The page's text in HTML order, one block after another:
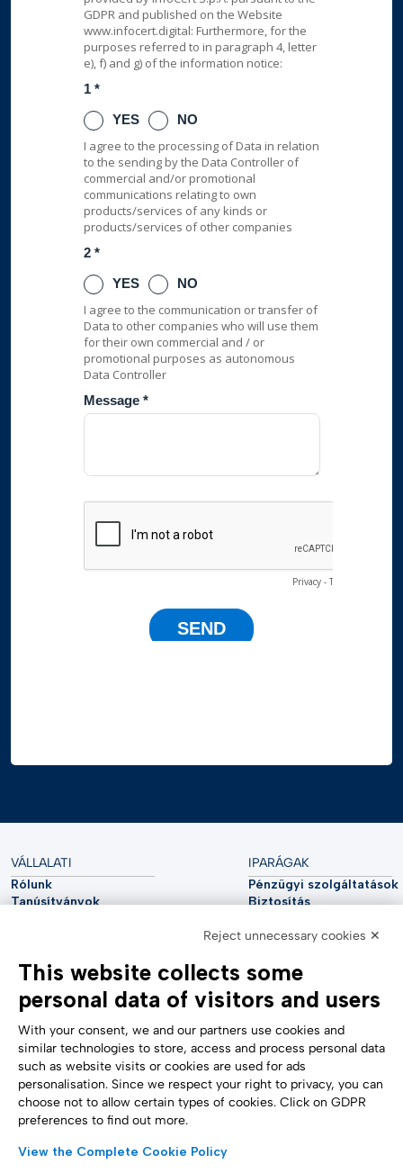
VÁLLALATI
Rólunk
Tanúsítványok
Impresszum
Accessibility Statement
IPARÁGAK
Pénzügyi szolgáltatások
Biztosítás
Autóipar
Élettudományok
Egészségügy
TÁMOGATÁS
Kapcsolatfelvétel
Bejelentés
Süti beállítások
Űrlapok
KÖVESS MINKET
FIZETÉSI MÓDOK
Reject unnecessary cookies ✕
This website collects some
personal data of visitors and users
With your consent, we and our partners use cookies and
similar technologies to store, access and process personal data
such as website visits or cookies are used for ads
personalisation. Since we respect your right to privacy, you can
choose not to allow certain types of cookies. Click on GDPR
preferences to find out more.
View the Complete Cookie Policy